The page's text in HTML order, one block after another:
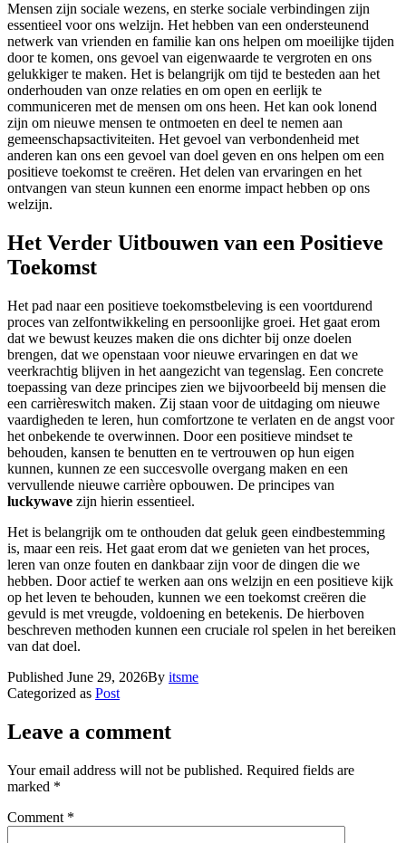
Mensen zijn sociale wezens, en sterke sociale verbindingen zijn
essentieel voor ons welzijn. Het hebben van een ondersteunend
netwerk van vrienden en familie kan ons helpen om moeilijke tijden
door te komen, ons gevoel van eigenwaarde te vergroten en ons
gelukkiger te maken. Het is belangrijk om tijd te besteden aan het
onderhouden van onze relaties en om open en eerlijk te
communiceren met de mensen om ons heen. Het kan ook lonend
zijn om nieuwe mensen te ontmoeten en deel te nemen aan
gemeenschapsactiviteiten. Het gevoel van verbondenheid met
anderen kan ons een gevoel van doel geven en ons helpen om een
positieve toekomst te creëren. Het delen van ervaringen en het
ontvangen van steun kunnen een enorme impact hebben op ons
welzijn.
Het Verder Uitbouwen van een Positieve
Toekomst
Het pad naar een positieve toekomstbeleving is een voortdurend
proces van zelfontwikkeling en persoonlijke groei. Het gaat erom
dat we bewust keuzes maken die ons dichter bij onze doelen
brengen, dat we openstaan voor nieuwe ervaringen en dat we
veerkrachtig blijven in het aangezicht van tegenslag. Een concrete
toepassing van deze principes zien we bijvoorbeeld bij mensen die
een carrièreswitch maken. Zij staan voor de uitdaging om nieuwe
vaardigheden te leren, hun comfortzone te verlaten en de angst voor
het onbekende te overwinnen. Door een positieve mindset te
behouden, kansen te benutten en te vertrouwen op hun eigen
kunnen, kunnen ze een succesvolle overgang maken en een
vervullende nieuwe carrière opbouwen. De principes van
luckywave zijn hierin essentieel.
Het is belangrijk om te onthouden dat geluk geen eindbestemming
is, maar een reis. Het gaat erom dat we genieten van het proces,
leren van onze fouten en dankbaar zijn voor de dingen die we
hebben. Door actief te werken aan ons welzijn en een positieve kijk
op het leven te behouden, kunnen we een toekomst creëren die
gevuld is met vreugde, voldoening en betekenis. De hierboven
beschreven methoden kunnen een cruciale rol spelen in het bereiken
van dat doel.
Published June 29, 2026By itsme
Categorized as Post
Leave a comment
Your email address will not be published. Required fields are
marked *
Comment *